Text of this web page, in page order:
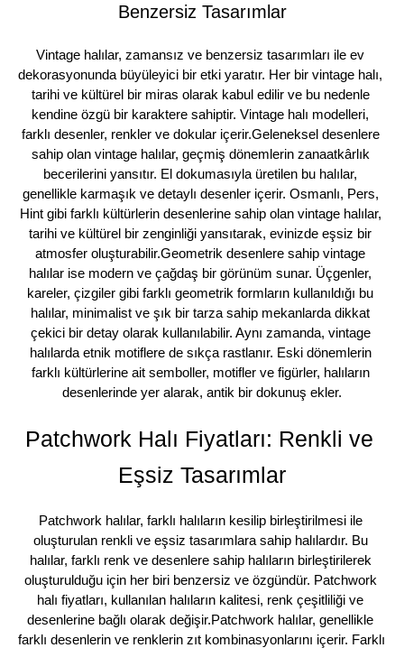
Benzersiz Tasarımlar
Vintage halılar, zamansız ve benzersiz tasarımları ile ev
dekorasyonunda büyüleyici bir etki yaratır. Her bir vintage halı,
tarihi ve kültürel bir miras olarak kabul edilir ve bu nedenle
kendine özgü bir karaktere sahiptir. Vintage halı modelleri,
farklı desenler, renkler ve dokular içerir.Geleneksel desenlere
sahip olan vintage halılar, geçmiş dönemlerin zanaatkârlık
becerilerini yansıtır. El dokumasıyla üretilen bu halılar,
genellikle karmaşık ve detaylı desenler içerir. Osmanlı, Pers,
Hint gibi farklı kültürlerin desenlerine sahip olan vintage halılar,
tarihi ve kültürel bir zenginliği yansıtarak, evinizde eşsiz bir
atmosfer oluşturabilir.Geometrik desenlere sahip vintage
halılar ise modern ve çağdaş bir görünüm sunar. Üçgenler,
kareler, çizgiler gibi farklı geometrik formların kullanıldığı bu
halılar, minimalist ve şık bir tarza sahip mekanlarda dikkat
çekici bir detay olarak kullanılabilir. Aynı zamanda, vintage
halılarda etnik motiflere de sıkça rastlanır. Eski dönemlerin
farklı kültürlerine ait semboller, motifler ve figürler, halıların
desenlerinde yer alarak, antik bir dokunuş ekler.
Patchwork Halı Fiyatları: Renkli ve
Eşsiz Tasarımlar
Patchwork halılar, farklı halıların kesilip birleştirilmesi ile
oluşturulan renkli ve eşsiz tasarımlara sahip halılardır. Bu
halılar, farklı renk ve desenlere sahip halıların birleştirilerek
oluşturulduğu için her biri benzersiz ve özgündür. Patchwork
halı fiyatları, kullanılan halıların kalitesi, renk çeşitliliği ve
desenlerine bağlı olarak değişir.Patchwork halılar, genellikle
farklı desenlerin ve renklerin zıt kombinasyonlarını içerir. Farklı